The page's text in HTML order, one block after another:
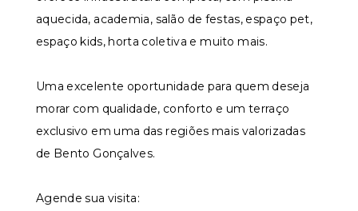
aquecida, academia, salão de festas, espaço pet,
espaço kids, horta coletiva e muito mais.
Uma excelente oportunidade para quem deseja
morar com qualidade, conforto e um terraço
exclusivo em uma das regiões mais valorizadas
de Bento Gonçalves.
Agende sua visita: